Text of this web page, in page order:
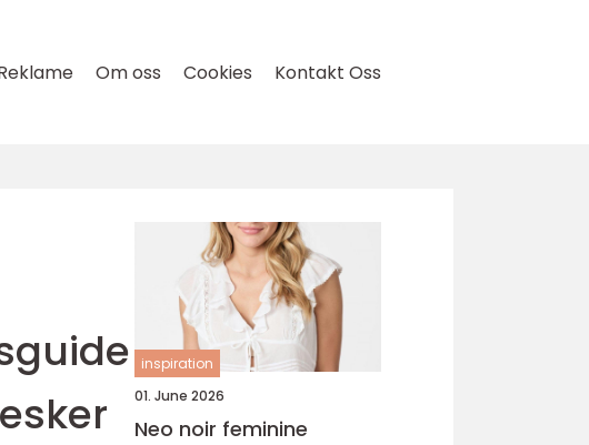
Om oss Cookies Kontakt Oss
inspiration
01. June 2026
Neo noir feminine